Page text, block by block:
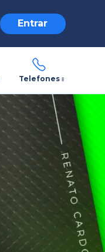
Entrar
Telefones